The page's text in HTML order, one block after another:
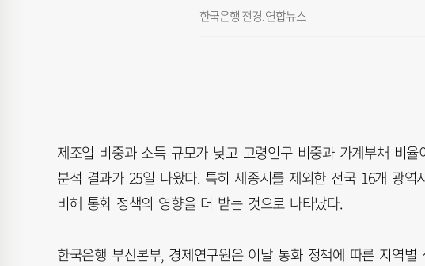
한국은행 전경. 연합뉴스
제조업 비중과 소득 규모가 낮고 고령인구 비중과 가계부채 비
분석 결과가 25일 나왔다. 특히 세종시를 제외한 전국 16개 광
비해 통화 정책의 영향을 더 받는 것으로 나타났다.
한국은행 부산본부, 경제연구원은 이날 통화 정책에 따른 지역